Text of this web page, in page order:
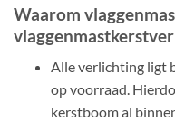
Waarom
Alle verlichting ligt
op voorraad.
kerstboom al